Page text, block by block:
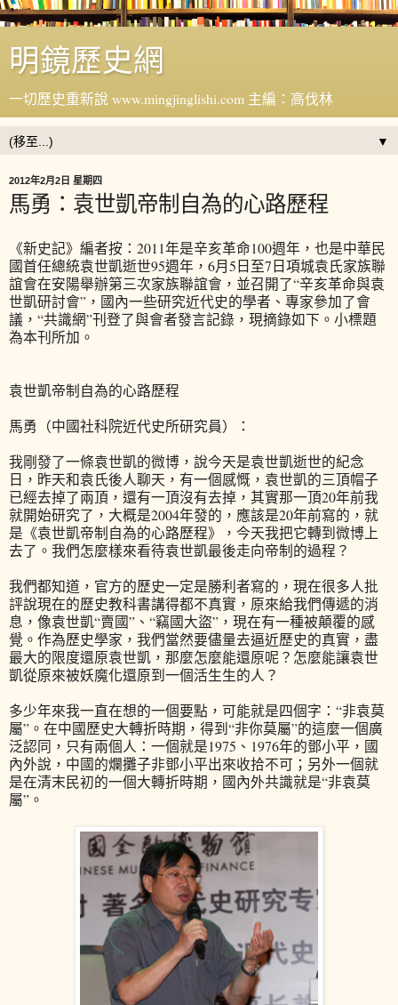
明鏡歷史網
一切歷史重新說 www.mingjinglishi.com 主編：高伐林
▼
2012年2月2日 星期四
馬勇：袁世凱帝制自為的心路歷程
《新史記》編者按：2011年是辛亥革命100週年，也是中華民
國首任總統袁世凱逝世95週年，6月5日至7日項城袁氏家族聯
誼會在安陽舉辦第三次家族聯誼會，並召開了“辛亥革命與袁
世凱研討會”，國內一些研究近代史的學者、專家參加了會
議，“共識網”刊登了與會者發言記錄，現摘錄如下。小標題
為本刊所加。
袁世凱帝制自為的心路歷程
馬勇（中國社科院近代史所研究員）：
我剛發了一條袁世凱的微博，說今天是袁世凱逝世的紀念
日，昨天和袁氏後人聊天，有一個感慨，袁世凱的三頂帽子
已經去掉了兩頂，還有一頂沒有去掉，其實那一頂20年前我
就開始研究了，大概是2004年發的，應該是20年前寫的，就
是《袁世凱帝制自為的心路歷程》，今天我把它轉到微博上
去了。我們怎麼樣來看待袁世凱最後走向帝制的過程？
我們都知道，官方的歷史一定是勝利者寫的，現在很多人批
評說現在的歷史教科書講得都不真實，原來給我們傳遞的消
息，像袁世凱“賣國”、“竊國大盜”，現在有一種被顛覆的感
覺。作為歷史學家，我們當然要儘量去逼近歷史的真實，盡
最大的限度還原袁世凱，那麼怎麼能還原呢？怎麼能讓袁世
凱從原來被妖魔化還原到一個活生生的人？
多少年來我一直在想的一個要點，可能就是四個字：“非袁莫
屬”。在中國歷史大轉折時期，得到“非你莫屬”的這麼一個廣
泛認同，只有兩個人：一個就是1975、1976年的鄧小平，國
內外說，中國的爛攤子非鄧小平出來收拾不可；另外一個就
是在清末民初的一個大轉折時期，國內外共識就是“非袁莫
屬”。